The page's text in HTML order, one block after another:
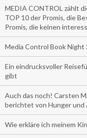
MEDIA CONTROL zählt
TOP 10 der Promis, die
Promis, die keinen
Media Control Book Night
Ein eindrucksvoller
gibt
Auch das noch! Carsten
berichtet von Hunger
Wie erkläre ich meinem